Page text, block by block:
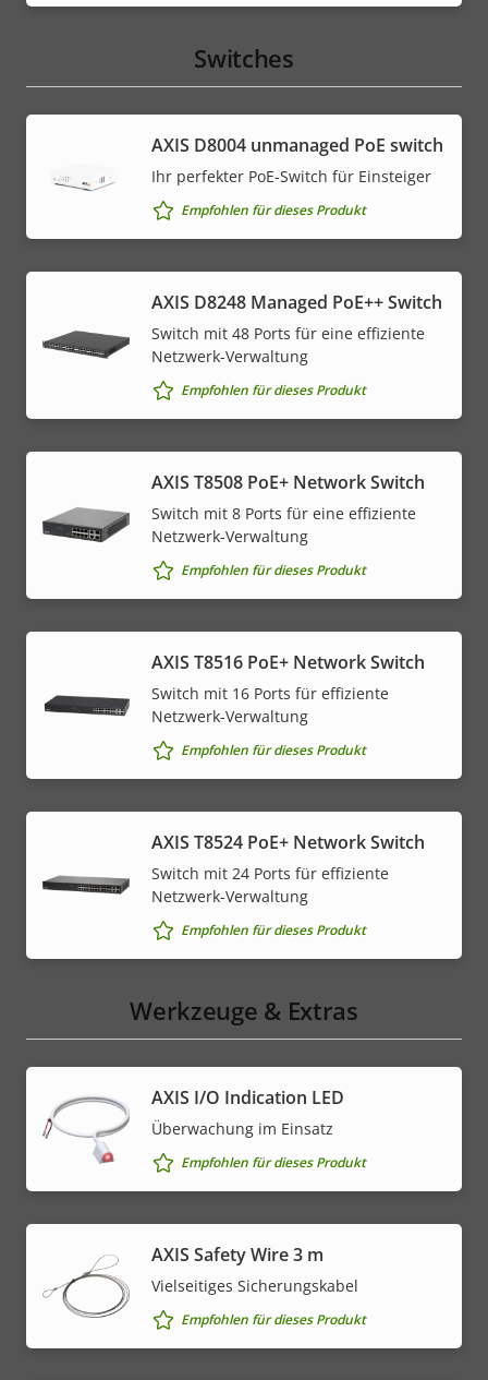
Switches
AXIS ​D8004 unmanaged PoE switch
Ihr perfekter PoE-Switch für Einsteiger
Empfohlen für dieses Produkt
AXIS D8248 Managed PoE++ Switch
Switch mit 48 Ports für eine effiziente
Netzwerk-Verwaltung
Empfohlen für dieses Produkt
AXIS T8508 PoE+ Network Switch
Switch mit 8 Ports für eine effiziente
Netzwerk-Verwaltung
Empfohlen für dieses Produkt
AXIS T8516 PoE+ Network Switch
Switch mit 16 Ports für effiziente
Netzwerk-Verwaltung
Empfohlen für dieses Produkt
AXIS T8524 PoE+ Network Switch
Switch mit 24 Ports für effiziente
Netzwerk-Verwaltung
Empfohlen für dieses Produkt
Werkzeuge & Extras
AXIS I/O Indication LED
Überwachung im Einsatz
Empfohlen für dieses Produkt
AXIS Safety Wire 3 m
Vielseitiges Sicherungskabel
Empfohlen für dieses Produkt